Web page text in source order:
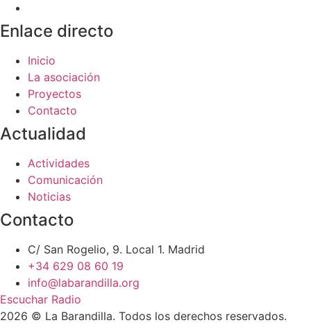
Enlace directo
Inicio
La asociación
Proyectos
Contacto
Actualidad
Actividades
Comunicación
Noticias
Contacto
C/ San Rogelio, 9. Local 1. Madrid
+34 629 08 60 19
info@labarandilla.org
Escuchar Radio
2026 © La Barandilla. Todos los derechos reservados.